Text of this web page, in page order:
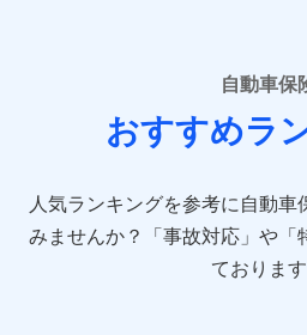
あいおいニッセイ同和損害保
(https://
アクサ損害保険株式会社
direct.co.jp/)
sompo.co.jp/)
東京海上ダイレクト損害保険
AIG損害保険株式会社 (https://
自動車保
おすすめラ
人気ランキングを参考に自動車
みませんか？
「事故対応」や
ております